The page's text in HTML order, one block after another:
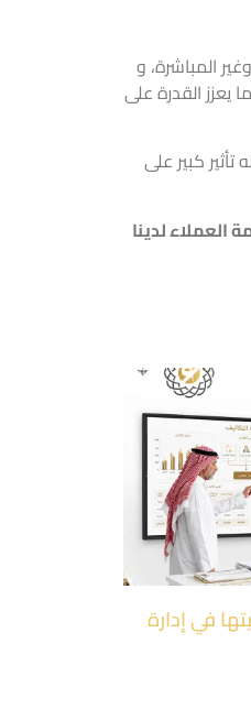
المباشرة، و
يعزز القدرة على
كبير على
العملاء لدينا
في إدارة